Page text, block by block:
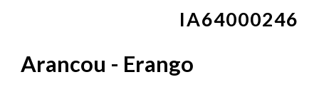
IA64000246
Arancou - Erango